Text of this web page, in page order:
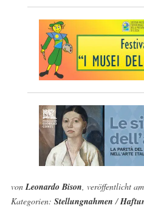
vonLeonardo Bison, veröffentlicht
Kategorien: Stellungnahmen/